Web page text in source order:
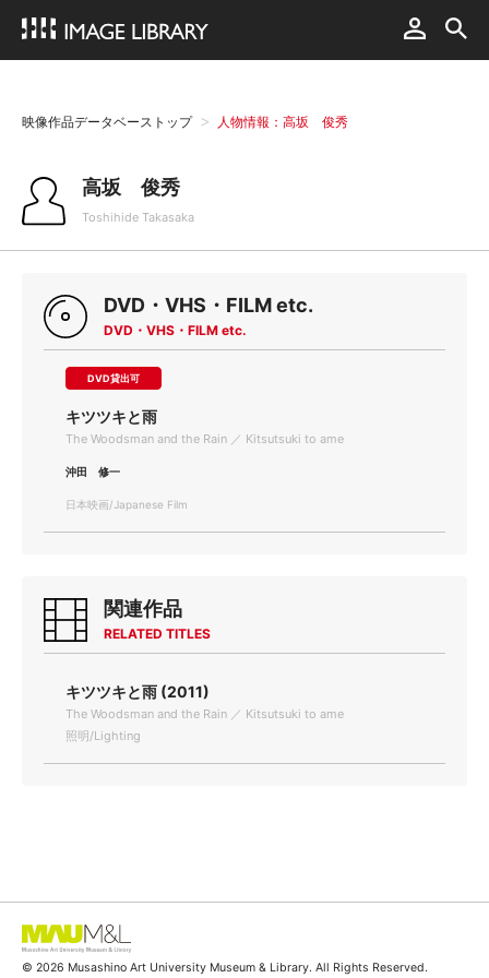
映像作品データベーストップ 人物情報：高坂 俊秀
高坂 俊秀
Toshihide Takasaka
DVD・VHS・FILM etc.
DVD・VHS・FILM etc.
DVD貸出可
キツツキと雨
The Woodsman and the Rain ／ Kitsutsuki to ame
沖田 修一
日本映画/Japanese Film
関連作品
RELATED TITLES
キツツキと雨 (2011)
The Woodsman and the Rain ／ Kitsutsuki to ame
照明/Lighting
© 2026 Musashino Art University Museum & Library. All Rights Reserved.